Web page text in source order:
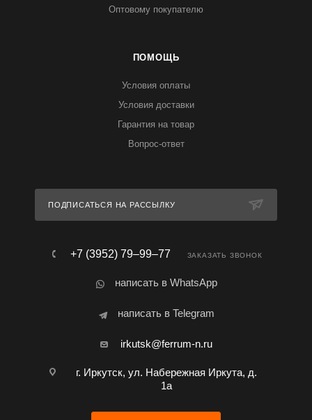
Оптовому покупателю
ПОМОЩЬ
Условия оплаты
Условия доставки
Гарантия на товар
Вопрос-ответ
ПОДПИСАТЬСЯ НА РАССЫЛКУ
+7 (3952) 79‒99‒77 ЗАКАЗАТЬ ЗВОНОК
написать в WhatsApp
написать в Telegram
irkutsk@ferrum-n.ru
г. Иркутск, ул. Набережная Иркута, д.
1а